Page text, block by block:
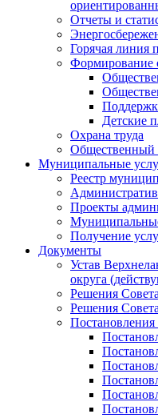
Отчеты и
Горячая линия
Формирование
Детские
Охрана труда
Общественный
Муниципальные
Реестр
Проекты
Получение
Документы
Устав
округа
Решения
Решения